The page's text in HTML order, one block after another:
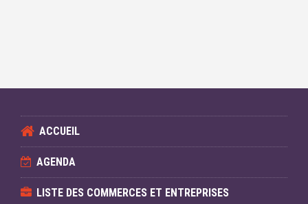
ACCUEIL
AGENDA
LISTE DES COMMERCES ET ENTREPRISES